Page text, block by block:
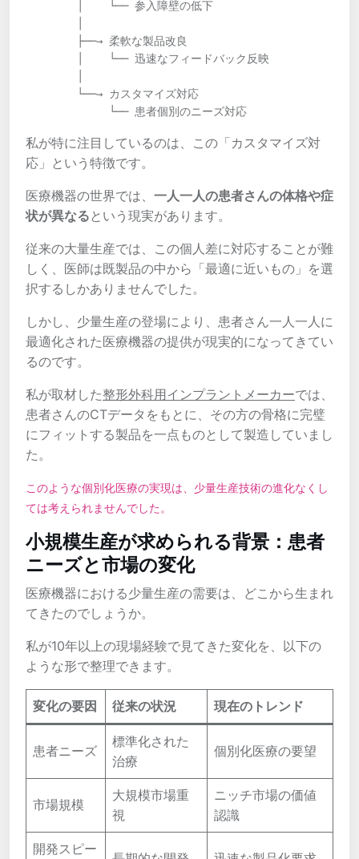
             └── 患者個別のニーズ対応
私が特に注目しているのは、この「カスタマイズ対
応」という特徴です。
医療機器の世界では、 一人一人の患者さんの体格や症
状が異なる という現実があります。
従来の大量生産では、この個人差に対応することが難
しく、医師は既製品の中から「最適に近いもの」を選
択するしかありませんでした。
しかし、少量生産の登場により、患者さん一人一人に
最適化された医療機器の提供が現実的になってきてい
るのです。
私が取材した整形外科用インプラントメーカーでは、
患者さんのCTデータをもとに、その方の骨格に完璧
にフィットする製品を一点ものとして製造していまし
た。
このような個別化医療の実現は、少量生産技術の進化なくし
ては考えられませんでした。
小規模生産が求められる背景：患者
ニーズと市場の変化
医療機器における少量生産の需要は、どこから生まれ
てきたのでしょうか。
私が10年以上の現場経験で見てきた変化を、以下の
ような形で整理できます。
変化の要因 従来の状況 現在のトレンド
患者ニーズ
標準化された
治療
個別化医療の要望
市場規模
大規模市場重
視
ニッチ市場の価値
認識
開発スピー